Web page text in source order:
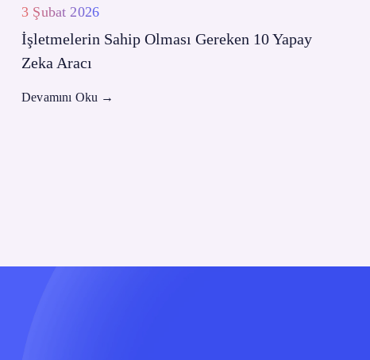
3 Şubat 2026
İşletmelerin Sahip Olması Gereken 10 Yapay
Zeka Aracı
Devamını Oku →